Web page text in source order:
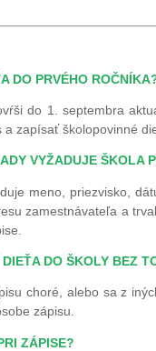
DO PRVÉHO
do 1. septembra
zapísať školopovinné
VYŽADUJE ŠKOLA
meno, priezvisko,
zamestnávateľa a
DO ŠKOLY BEZ
choré, alebo sa z
zápisu.
ZÁPISE?